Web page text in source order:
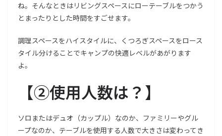
ね。そんなときはリビングスペースにローテーブルをつかう
とまったりとした時間をすごせます。
調理スペースをハイスタイルに、くつろぎスペースをロース
タイル分けることでキャンプの快適レベルがあがります
よ。
【②使用人数は？】
ソロまたはデュオ（カップル）なのか、ファミリーやグル
ープなのか、テーブルを使用する人数で大きさは変わってき